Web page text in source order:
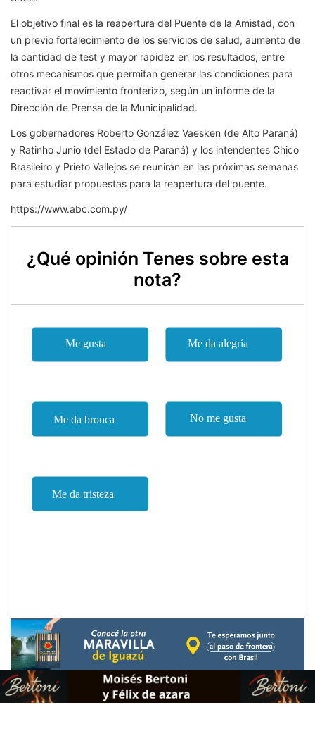
El objetivo final es la reapertura del Puente de la Amistad, con
un previo fortalecimiento de los servicios de salud, aumento de
la cantidad de test y mayor rapidez en los resultados, entre
otros mecanismos que permitan generar las condiciones para
reactivar el movimiento fronterizo, según un informe de la
Dirección de Prensa de la Municipalidad.
Los gobernadores Roberto González Vaesken (de Alto Paraná)
y Ratinho Junio (del Estado de Paraná) y los intendentes Chico
Brasileiro y Prieto Vallejos se reunirán en las próximas semanas
para estudiar propuestas para la reapertura del puente.
https://www.abc.com.py/
¿Qué opinión Tenes sobre esta
nota?